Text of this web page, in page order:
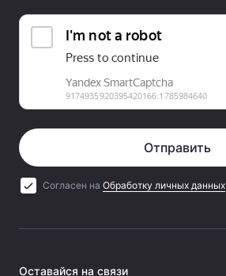
Отправить
Согласен на Обработку личных данных
Оставайся на связи